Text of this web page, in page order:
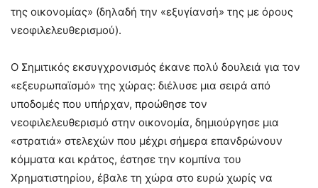
της οικονομίας» (δηλαδή την «εξυγίανσή» της με όρους
νεοφιλελευθερισμού).
Ο Σημιτικός εκσυγχρονισμός έκανε πολύ δουλειά για τον
«εξευρωπαϊσμό» της χώρας: διέλυσε μια σειρά από
υποδομές που υπήρχαν, προώθησε τον
νεοφιλελευθερισμό στην οικονομία, δημιούργησε μια
«στρατιά» στελεχών που μέχρι σήμερα επανδρώνουν
κόμματα και κράτος, έστησε την κομπίνα του
Χρηματιστηρίου, έβαλε τη χώρα στο ευρώ χωρίς να